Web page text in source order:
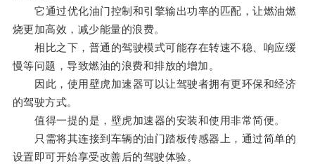
它通过优化油门控制和引擎输出功率的匹配，让燃油燃
烧更加高效，减少能量的浪费。
相比之下，普通的驾驶模式可能存在转速不稳、响应缓
慢等问题，导致燃油的浪费和排放的增加。
因此，使用壁虎加速器可以让驾驶者拥有更环保和经济
的驾驶方式。
值得一提的是，壁虎加速器的安装和使用非常简便。
只需将其连接到车辆的油门踏板传感器上，通过简单的
设置即可开始享受改善后的驾驶体验。